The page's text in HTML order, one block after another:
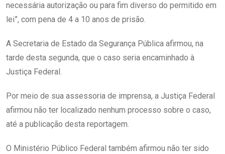
necessária autorização ou para fim diverso do permitido em
lei”, com pena de 4 a 10 anos de prisão.
A Secretaria de Estado da Segurança Pública afirmou, na
tarde desta segunda, que o caso seria encaminhado à
Justiça Federal.
Por meio de sua assessoria de imprensa, a Justiça Federal
afirmou não ter localizado nenhum processo sobre o caso,
até a publicação desta reportagem.
O Ministério Público Federal também afirmou não ter sido